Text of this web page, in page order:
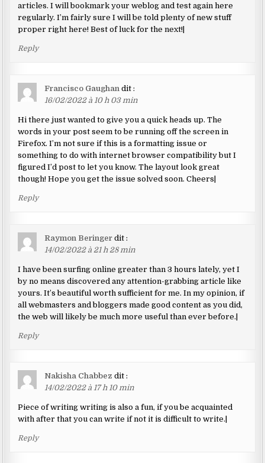
articles. I will bookmark your weblog and test again here
regularly. I’m fairly sure I will be told plenty of new stuff
proper right here! Best of luck for the next!|
Reply
Francisco Gaughan dit :
16/02/2022 à 10 h 03 min
Hi there just wanted to give you a quick heads up. The
words in your post seem to be running off the screen in
Firefox. I’m not sure if this is a formatting issue or
something to do with internet browser compatibility but I
figured I’d post to let you know. The layout look great
though! Hope you get the issue solved soon. Cheers|
Reply
Raymon Beringer dit :
14/02/2022 à 21 h 28 min
I have been surfing online greater than 3 hours lately, yet I
by no means discovered any attention-grabbing article like
yours. It’s beautiful worth sufficient for me. In my opinion, if
all webmasters and bloggers made good content as you did,
the web will likely be much more useful than ever before.|
Reply
Nakisha Chabbez dit :
14/02/2022 à 17 h 10 min
Piece of writing writing is also a fun, if you be acquainted
with after that you can write if not it is difficult to write.|
Reply